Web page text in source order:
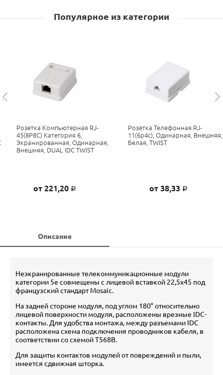
Популярное из категории
Розетка Компьютерная RJ-
45(8P8C) Категория 6,
Экранированная, Одинарная,
Внешняя, DUAL IDC TWIST
от 221,20 Р
Розетка Телефонная RJ-
11(6p4c), Одинарная, Внешняя,
Белая, TWIST
от 38,33 Р
Описание
Неэкранированные телекоммуникационные модули
категории 5e совмещены с лицевой вставкой 22,5х45 под
французский стандарт Mosaic.
На задней стороне модуля, под углом 180° относительно
лицевой поверхности модуля, расположены врезные IDC-
контакты. Для удобства монтажа, между разъемами IDC
расположена схема подключения проводников кабеля, в
соответствии со схемой T568B.
Для защиты контактов модулей от повреждений и пыли,
имеется сдвижная шторка.